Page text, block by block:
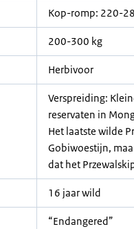
Kop-romp: 220-
200-300 kg
Herbivoor
Verspreiding:
reservaten in
Het laatste wilde
Gobiwoestijn,
dat het
16 jaar wild
“Endangered”